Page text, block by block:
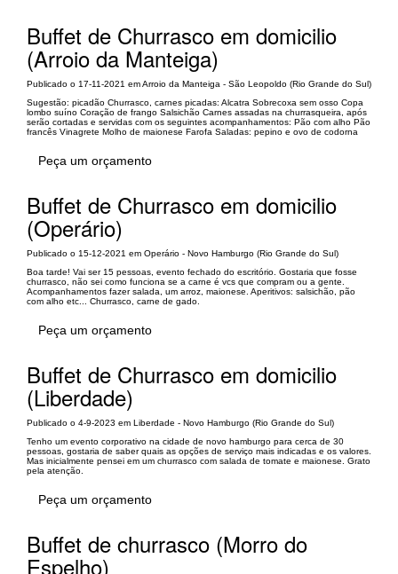
Buffet de Churrasco em domicilio
(Arroio da Manteiga)
Publicado o 17-11-2021 em Arroio da Manteiga - São Leopoldo (Rio Grande do Sul)
Sugestão: picadão Churrasco, carnes picadas: Alcatra Sobrecoxa sem osso Copa
lombo suíno Coração de frango Salsichão Carnes assadas na churrasqueira, após
serão cortadas e servidas com os seguintes acompanhamentos: Pão com alho Pão
francês Vinagrete Molho de maionese Farofa Saladas: pepino e ovo de codorna
Peça um orçamento
Buffet de Churrasco em domicilio
(Operário)
Publicado o 15-12-2021 em Operário - Novo Hamburgo (Rio Grande do Sul)
Boa tarde! Vai ser 15 pessoas, evento fechado do escritório. Gostaria que fosse
churrasco, não sei como funciona se a carne é vcs que compram ou a gente.
Acompanhamentos fazer salada, um arroz, maionese. Aperitivos: salsichão, pão
com alho etc... Churrasco, carne de gado.
Peça um orçamento
Buffet de Churrasco em domicilio
(Liberdade)
Publicado o 4-9-2023 em Liberdade - Novo Hamburgo (Rio Grande do Sul)
Tenho um evento corporativo na cidade de novo hamburgo para cerca de 30
pessoas, gostaria de saber quais as opções de serviço mais indicadas e os valores.
Mas inicialmente pensei em um churrasco com salada de tomate e maionese. Grato
pela atenção.
Peça um orçamento
Buffet de churrasco (Morro do
Espelho)